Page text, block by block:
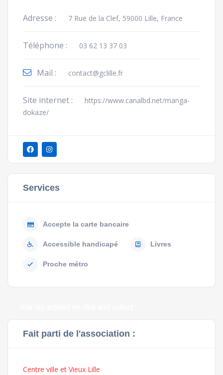
Adresse : 7 Rue de la Clef, 59000 Lille, France
Téléphone : 03 62 13 37 03
Mail : contact@gclille.fr
Site internet :
https://www.canalbd.net/manga-
dokaze/
Services
Accepte la carte bancaire
Accessible handicapé Livres
Proche métro
Fait parti de l'association :
Centre ville et Vieux Lille